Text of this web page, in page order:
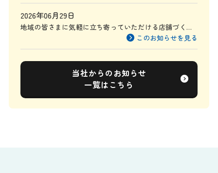
2026年06月29日
地域の皆さまに気軽に立ち寄っていただける店舗づくり
このお知らせを見る
当社からのお知らせ
一覧はこちら